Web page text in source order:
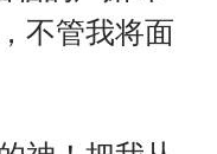
不管我将面